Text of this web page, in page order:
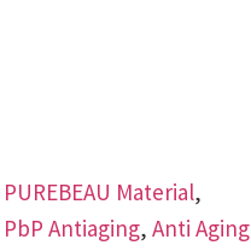
PUREBEAU Material,
PbP Antiaging, Anti Aging